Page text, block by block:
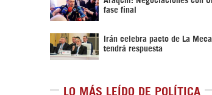
fase final
Irán celebra pacto de La
tendrá respuesta
LO MÁS LEÍDO DE POLÍTICA